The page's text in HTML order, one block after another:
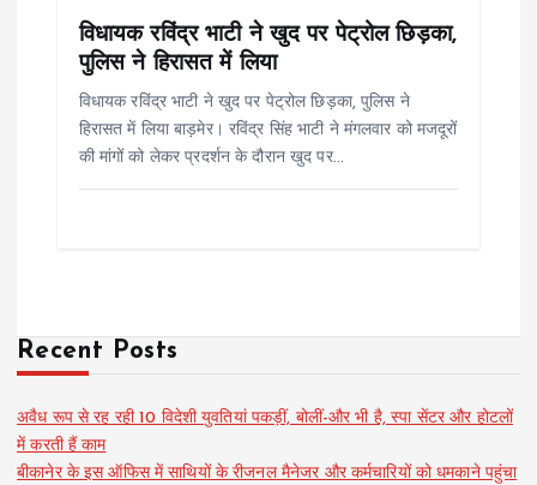
विधायक रविंद्र भाटी ने खुद पर पेट्रोल छिड़का,
पुलिस ने हिरासत में लिया
विधायक रविंद्र भाटी ने खुद पर पेट्रोल छिड़का, पुलिस ने
हिरासत में लिया बाड़मेर। रविंद्र सिंह भाटी ने मंगलवार को मजदूरों
की मांगों को लेकर प्रदर्शन के दौरान खुद पर…
Recent Posts
अवैध रूप से रह रही 10 विदेशी युवतियां पकड़ीं, बोलीं-और भी है, स्पा सेंटर और होटलों
में करती हैं काम
बीकानेर के इस ऑफिस में साथियों के रीजनल मैनेजर और कर्मचारियों को धमकाने पहुंचा